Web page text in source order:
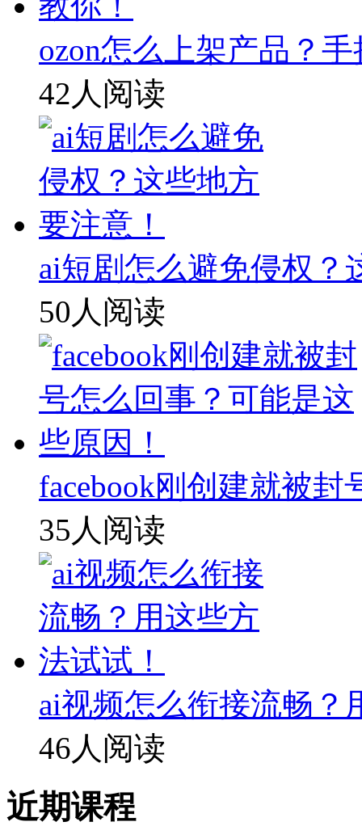
ozon怎么上架产品？
42人阅读
ai短剧怎么避免侵权？
50人阅读
facebook刚创建就被
35人阅读
ai视频怎么衔接流畅？
46人阅读
近期课程